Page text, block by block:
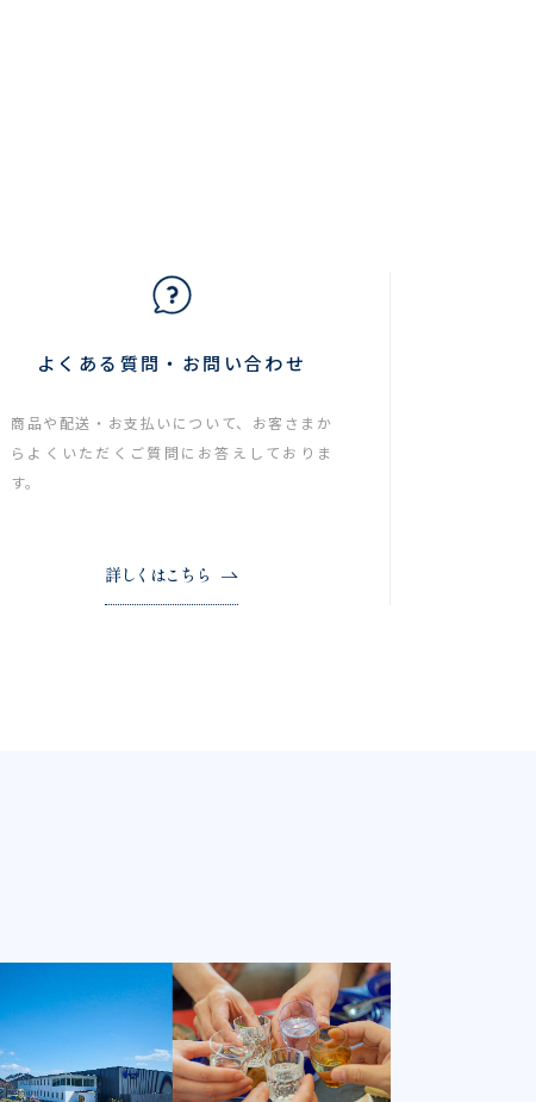
よくある質問・お問い合わせ
商品や配送・お支払いについて、お客さまか
らよくいただくご質問にお答えしておりま
す。
詳しくはこちら